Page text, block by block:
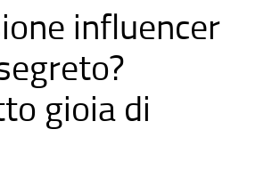
influencer
gioia di